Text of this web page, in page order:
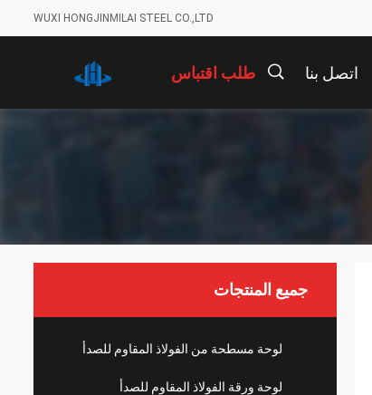
WUXI HONGJINMILAI STEEL CO.,LTD
اتصل بنا طلب اقتباس
جميع المنتجات
لوحة مسطحة من الفولاذ المقاوم للصدأ
لوحة ورقة الفولاذ المقاوم للصدأ